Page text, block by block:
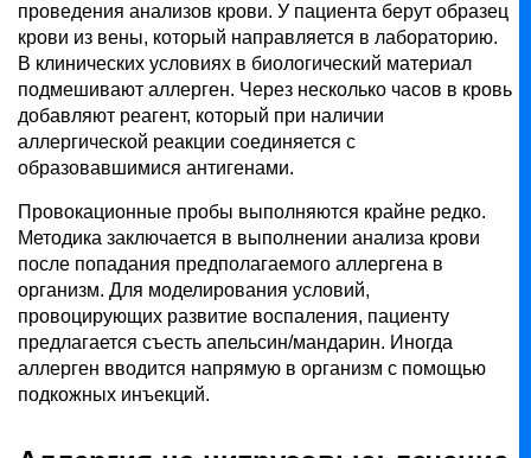
проведения анализов крови. У пациента берут образец
крови из вены, который направляется в лабораторию.
В клинических условиях в биологический материал
подмешивают аллерген. Через несколько часов в кровь
добавляют реагент, который при наличии
аллергической реакции соединяется с
образовавшимися антигенами.
Провокационные пробы выполняются крайне редко.
Методика заключается в выполнении анализа крови
после попадания предполагаемого аллергена в
организм. Для моделирования условий,
провоцирующих развитие воспаления, пациенту
предлагается съесть апельсин/мандарин. Иногда
аллерген вводится напрямую в организм с помощью
подкожных инъекций.